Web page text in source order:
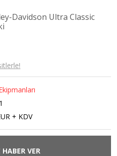
Davidson Ultra Classic
+ KDV
VER